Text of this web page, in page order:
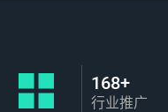
168+
行业推广